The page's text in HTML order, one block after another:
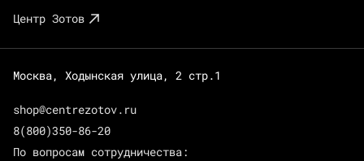
Центр Зотов
Москва, Ходынская улица, 2 стр.1
shop@centrezotov.ru
8(800)350-86-20
По вопросам сотрудничества: